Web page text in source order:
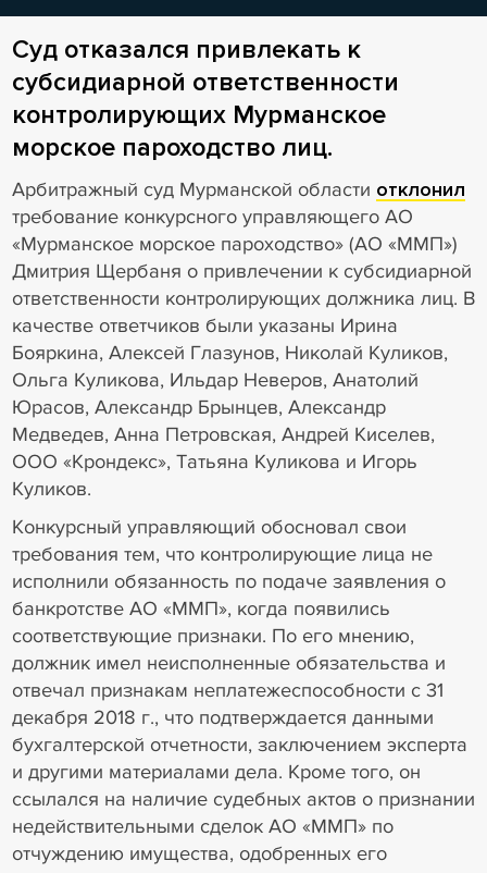
Суд отказался привлекать к
субсидиарной ответственности
контролирующих Мурманское
морское пароходство лиц.
Арбитражный суд Мурманской области отклонил
требование конкурсного управляющего АО
«Мурманское морское пароходство» (АО «ММП»)
Дмитрия Щербаня о привлечении к субсидиарной
ответственности контролирующих должника лиц. В
качестве ответчиков были указаны Ирина
Бояркина, Алексей Глазунов, Николай Куликов,
Ольга Куликова, Ильдар Неверов, Анатолий
Юрасов, Александр Брынцев, Александр
Медведев, Анна Петровская, Андрей Киселев,
ООО «Крондекс», Татьяна Куликова и Игорь
Куликов.
Конкурсный управляющий обосновал свои
требования тем, что контролирующие лица не
исполнили обязанность по подаче заявления о
банкротстве АО «ММП», когда появились
соответствующие признаки. По его мнению,
должник имел неисполненные обязательства и
отвечал признакам неплатежеспособности с 31
декабря 2018 г., что подтверждается данными
бухгалтерской отчетности, заключением эксперта
и другими материалами дела. Кроме того, он
ссылался на наличие судебных актов о признании
недействительными сделок АО «ММП» по
отчуждению имущества, одобренных его